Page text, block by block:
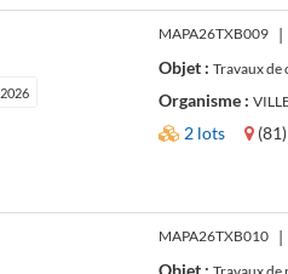
2026
MAPA26TXB009 |
Objet : Travaux
Organisme :
2 lots
MAPA26TXB010 |
Objet :